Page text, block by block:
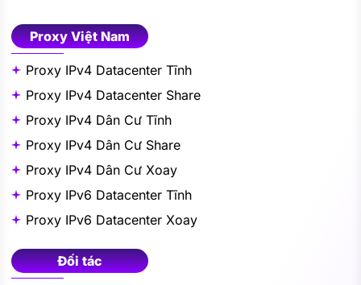
Proxy Việt Nam
Proxy IPv4 Datacenter Tĩnh
Proxy IPv4 Datacenter Share
Proxy IPv4 Dân Cư Tĩnh
Proxy IPv4 Dân Cư Share
Proxy IPv4 Dân Cư Xoay
Proxy IPv6 Datacenter Tĩnh
Proxy IPv6 Datacenter Xoay
Đối tác